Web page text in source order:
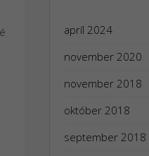
apríl 2024
november 2020
november 2018
október 2018
september 2018